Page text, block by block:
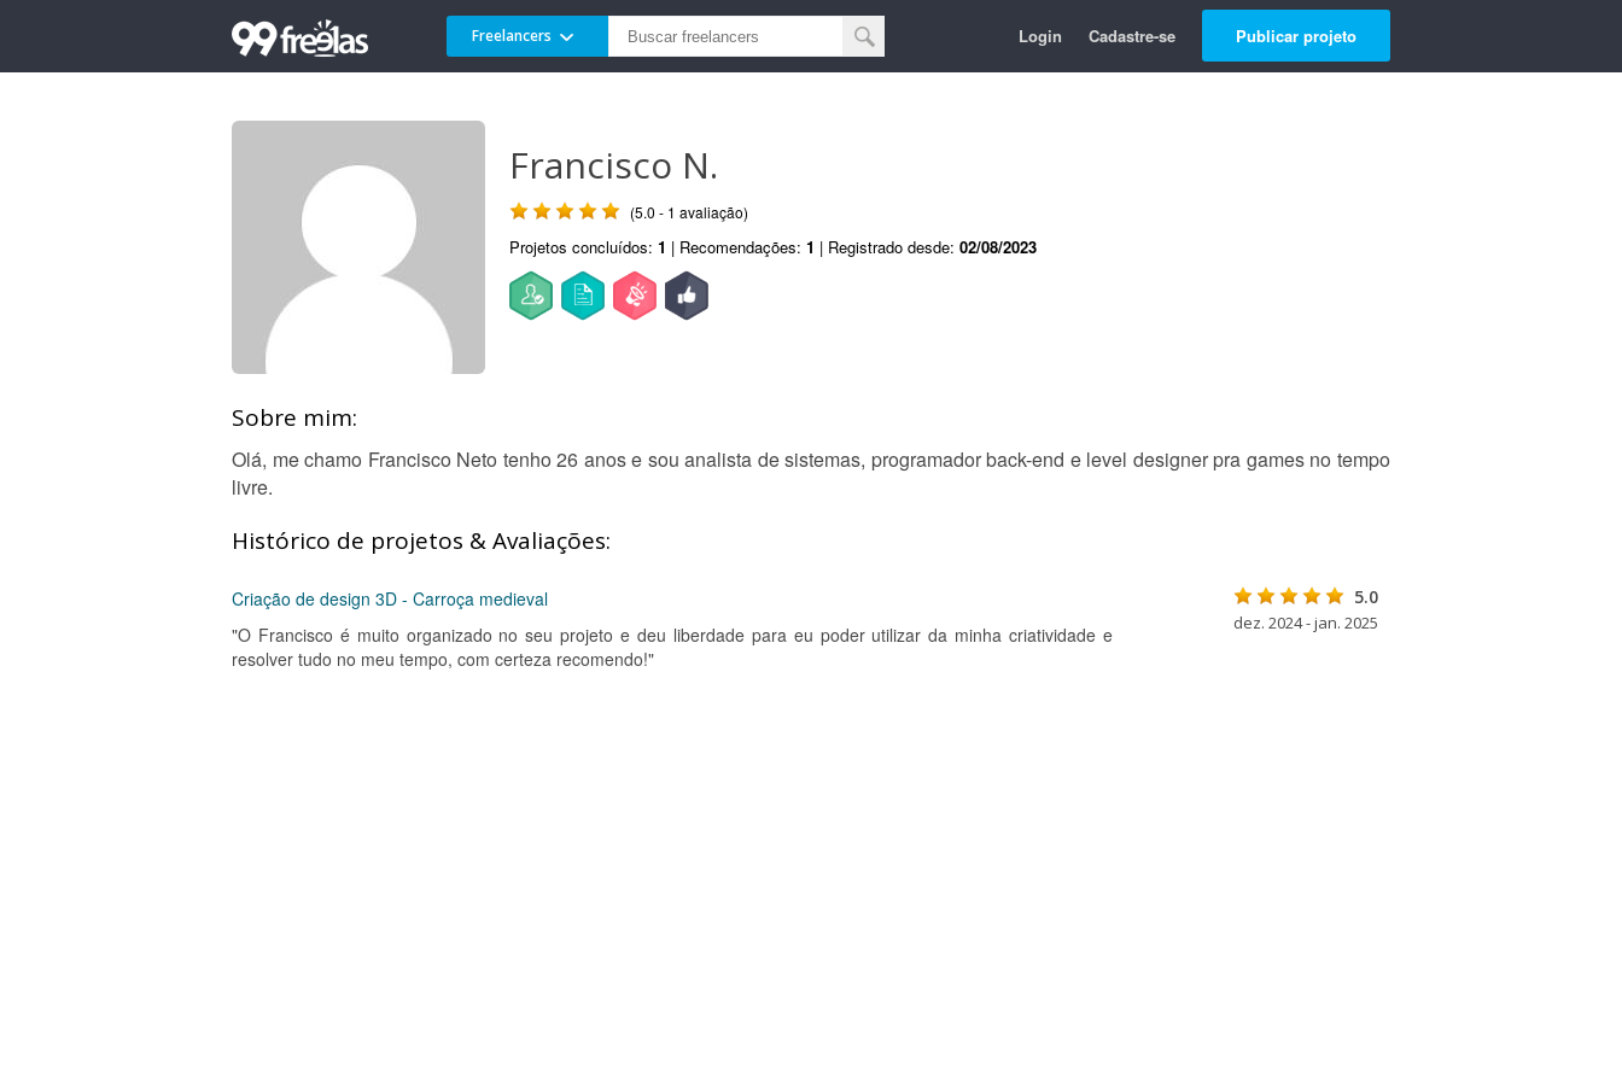
Freelancers Login Cadastre-se Publicar projeto
Francisco N.
(5.0 - 1 avaliação)
Projetos concluídos: 1 | Recomendações: 1 | Registrado desde: 02/08/2023
Sobre mim:
Olá, me chamo Francisco Neto tenho 26 anos e sou analista de sistemas, programador back-end e level designer pra games no tempo
livre.
Histórico de projetos & Avaliações:
Criação de design 3D - Carroça medieval
"O Francisco é muito organizado no seu projeto e deu liberdade para eu poder utilizar da minha criatividade e
resolver tudo no meu tempo, com certeza recomendo!"
5.0
dez. 2024 - jan. 2025